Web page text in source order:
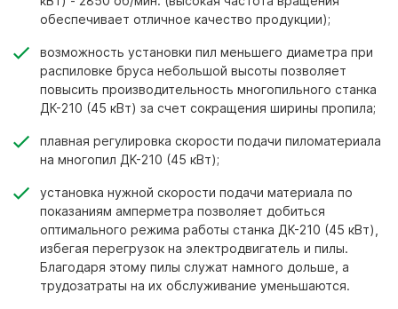
обеспечивает отличное качество продукции);
возможность установки пил меньшего диаметра при
распиловке бруса небольшой высоты позволяет
повысить производительность многопильного станка
ДК-210 (45 кВт) за счет сокращения ширины пропила;
плавная регулировка скорости подачи пиломатериала
на многопил ДК-210 (45 кВт);
установка нужной скорости подачи материала по
показаниям амперметра позволяет добиться
оптимального режима работы станка ДК-210 (45 кВт),
избегая перегрузок на электродвигатель и пилы.
Благодаря этому пилы служат намного дольше, а
трудозатраты на их обслуживание уменьшаются.